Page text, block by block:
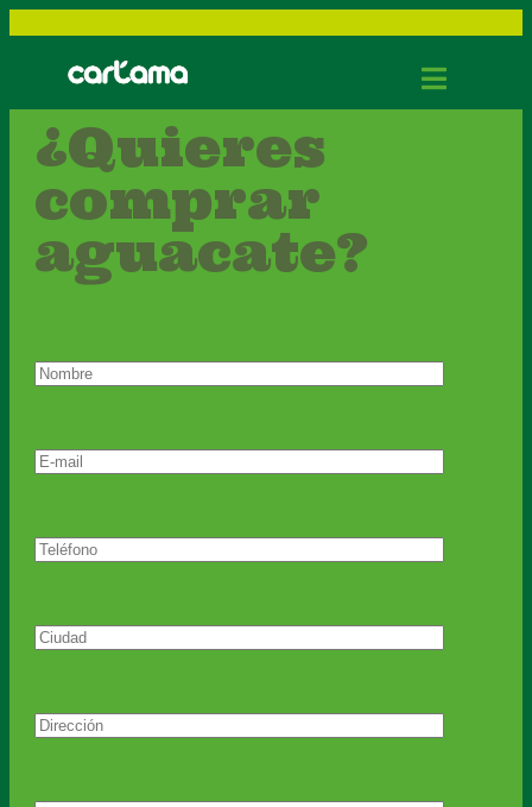
¿Quieres
comprar
aguacate?